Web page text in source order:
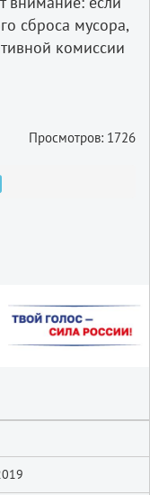
сброса мусора,
комиссии
Просмотров: 1726